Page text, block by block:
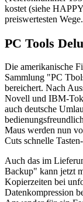
kostet (siehe
preiswertesten
PC Tools
Die amerikanische
Sammlung "PC
bereichert. Nach
Novell und IBM-
auch deutsche
Maus werden nun
Cuts schnelle
Auch das im
Backup" kann jetzt
Kopierzeiten bei
Datenkompression